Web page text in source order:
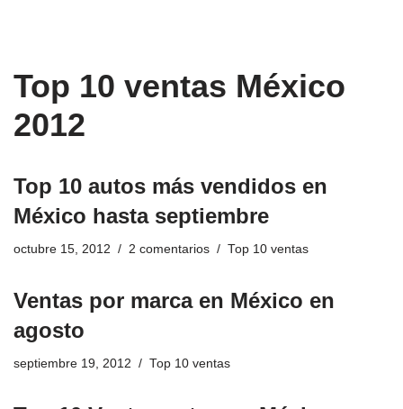
Top 10 ventas México
2012
Top 10 autos más vendidos en
México hasta septiembre
octubre 15, 2012 2 comentarios Top 10 ventas
Ventas por marca en México en
agosto
septiembre 19, 2012 Top 10 ventas